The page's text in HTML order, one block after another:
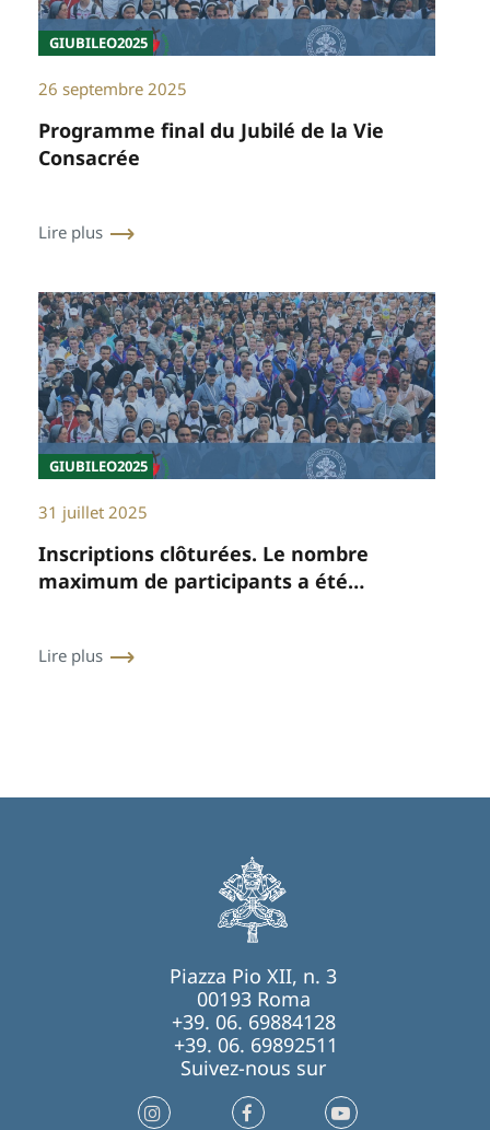
GIUBILEO2025
26 septembre 2025
Programme final du Jubilé de la Vie
Consacrée
Lire plus
GIUBILEO2025
31 juillet 2025
Inscriptions clôturées. Le nombre
maximum de participants a été
Lire plus
Piazza Pio XII, n. 3
00193 Roma
+39. 06. 69884128
+39. 06. 69892511
Suivez-nous sur